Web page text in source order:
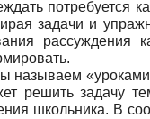
потребуется
задачи и
рассуждения
называем
решить задачу
школьника. В